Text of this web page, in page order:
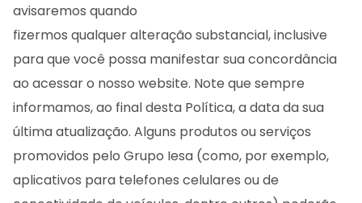
avisaremos quando
fizermos qualquer alteração substancial, inclusive
para que você possa manifestar sua concordância
ao acessar o nosso website. Note que sempre
informamos, ao final desta Política, a data da sua
última atualização. Alguns produtos ou serviços
promovidos pelo Grupo Iesa (como, por exemplo,
aplicativos para telefones celulares ou de